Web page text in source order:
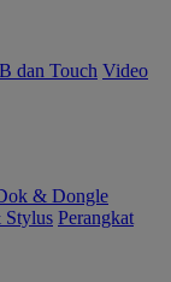
dan Touch Video
& Dongle
Stylus Perangkat